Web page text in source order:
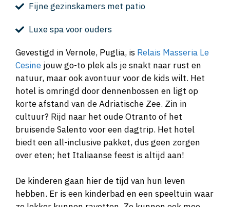
Fijne gezinskamers met patio
Luxe spa voor ouders
Gevestigd in Vernole, Puglia, is Relais Masseria Le
Cesine jouw go-to plek als je snakt naar rust en
natuur, maar ook avontuur voor de kids wilt. Het
hotel is omringd door dennenbossen en ligt op
korte afstand van de Adriatische Zee. Zin in
cultuur? Rijd naar het oude Otranto of het
bruisende Salento voor een dagtrip. Het hotel
biedt een all-inclusive pakket, dus geen zorgen
over eten; het Italiaanse feest is altijd aan!
De kinderen gaan hier de tijd van hun leven
hebben. Er is een kinderbad en een speeltuin waar